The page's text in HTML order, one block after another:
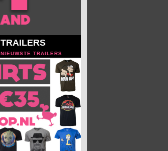
TRAILERS
NIEUWSTE TRAILERS